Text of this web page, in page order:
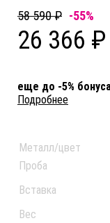
58 590 ₽ -55%
26 366 ₽
еще до -5%
Подробнее
Металл/цвет
Проба
Вставка
Вес